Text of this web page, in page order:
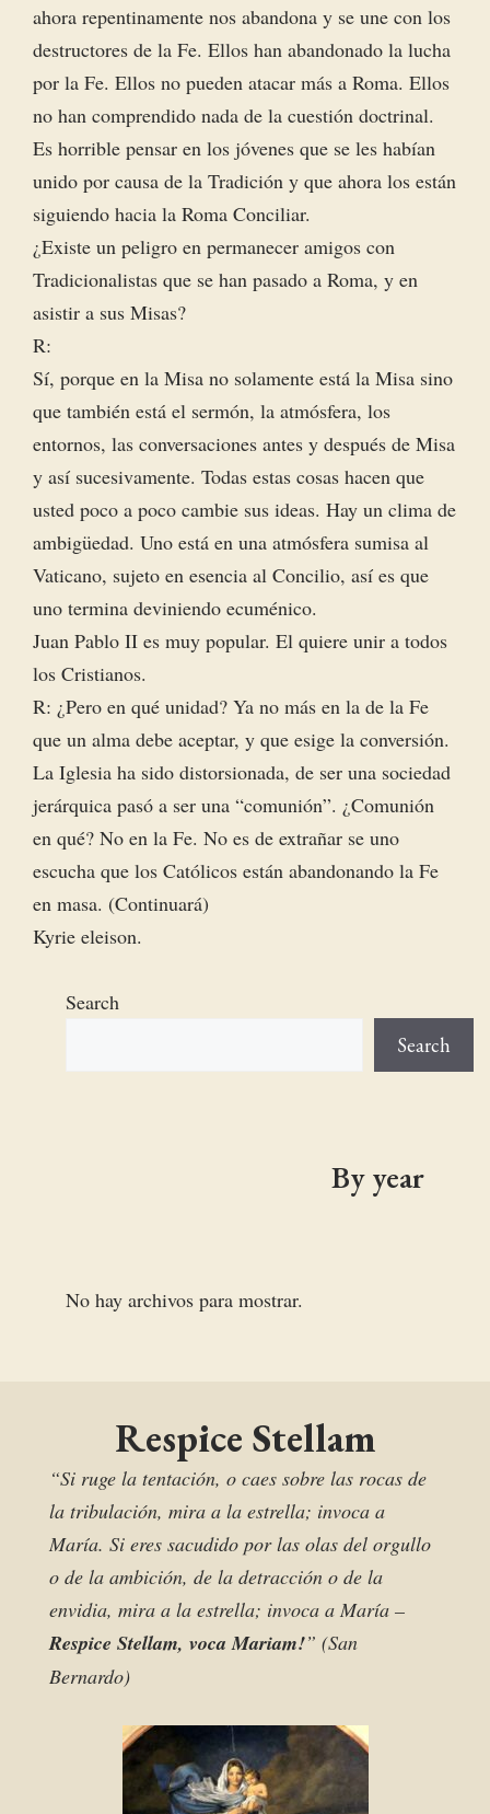
ahora repentinamente nos abandona y se une con los
destructores de la Fe. Ellos han abandonado la lucha
por la Fe. Ellos no pueden atacar más a Roma. Ellos
no han comprendido nada de la cuestión doctrinal.
Es horrible pensar en los jóvenes que se les habían
unido por causa de la Tradición y que ahora los están
siguiendo hacia la Roma Conciliar.
¿Existe un peligro en permanecer amigos con
Tradicionalistas que se han pasado a Roma, y en
asistir a sus Misas?
R:
Sí, porque en la Misa no solamente está la Misa sino
que también está el sermón, la atmósfera, los
entornos, las conversaciones antes y después de Misa
y así sucesivamente. Todas estas cosas hacen que
usted poco a poco cambie sus ideas. Hay un clima de
ambigüedad. Uno está en una atmósfera sumisa al
Vaticano, sujeto en esencia al Concilio, así es que
uno termina deviniendo ecuménico.
Juan Pablo II es muy popular. El quiere unir a todos
los Cristianos.
R: ¿Pero en qué unidad? Ya no más en la de la Fe
que un alma debe aceptar, y que esige la conversión.
La Iglesia ha sido distorsionada, de ser una sociedad
jerárquica pasó a ser una “comunión”. ¿Comunión
en qué? No en la Fe. No es de extrañar se uno
escucha que los Católicos están abandonando la Fe
en masa. (Continuará)
Kyrie eleison.
Search
Search
By year
No hay archivos para mostrar.
Respice Stellam
“Si ruge la tentación, o caes sobre las rocas de
la tribulación, mira a la estrella; invoca a
María. Si eres sacudido por las olas del orgullo
o de la ambición, de la detracción o de la
envidia, mira a la estrella; invoca a María –
Respice Stellam, voca Mariam!” (San
Bernardo)